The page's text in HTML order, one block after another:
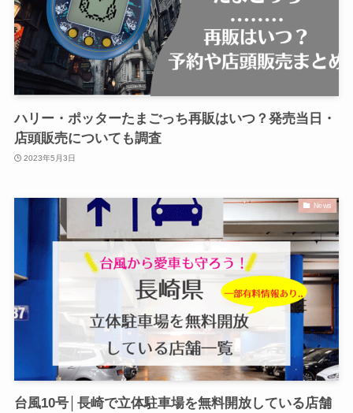
ハリー・ポッターたまごっち再販はいつ？発売当日・
店頭販売についても調査
2023年5月3日
News
台風10号│長崎で立体駐車場を無料開放している店舗